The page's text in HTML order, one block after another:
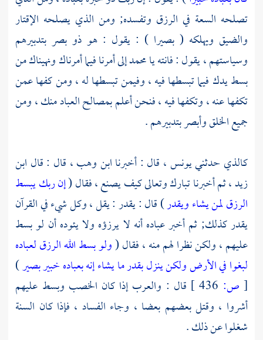
تصلحه السعة في الرزق وتفسده; ومن الذي يصلحه الإقتار
والضيق ويهلكه ( بصيرا ) : يقول : هو ذو بصر بتدبيرهم
وسياستهم ، يقول : فانته يامحمدإلى أمرنا فيما أمرناك ونهيناك من
بسط يدك فيما تبسطها فيه ، وفيمن تبسطها له ، ومن كفها عمن
تكفها عنه ، وتكفها فيه ، فنحن أعلم بمصالح العباد منك ، ومن
جميع الخلق وأبصر بتدبيرهم .
كالذي حدثنييونس ، قال : أخبرناابن وهب ، قال : قال ابن
زيد ،ثم أخبرنا تبارك وتعالى كيف يصنع ، فقال (إن ربك يبسط
الرزق لمن يشاء ويقدر) قال : يقدر : يقل ، وكل شيء في القرآن
يقدر كذلك; ثم أخبر عباده أنه لا يرزؤه ولا يئوده أن لو بسط
عليهم ، ولكن نظرا لهم منه ، فقال (ولو بسط الله الرزق لعباده
لبغوا في الأرض ولكن ينزل بقدر ما يشاء إنه بعباده خبير بصير)
[ ص:
قال : والعرب إذا كان الخصب وبسط عليهم
أشروا ، وقتل بعضهم بعضا ، وجاء الفساد ، فإذا كان السنة
شغلوا عن ذلك .